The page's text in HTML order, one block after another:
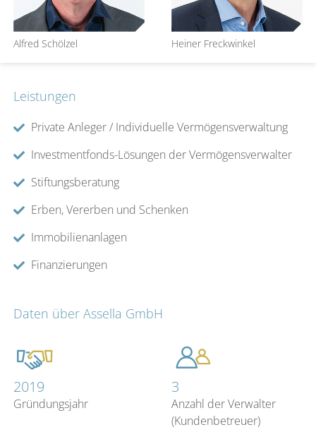
Alfred Schölzel Heiner Freckwinkel
Leistungen
Private Anleger / Individuelle Vermögensverwaltung
Investmentfonds-Lösungen der Vermögensverwalter
Stiftungsberatung
Erben, Vererben und Schenken
Immobilienanlagen
Finanzierungen
Daten über Assella GmbH
2019
Gründungsjahr
3
Anzahl der Verwalter
(Kundenbetreuer)